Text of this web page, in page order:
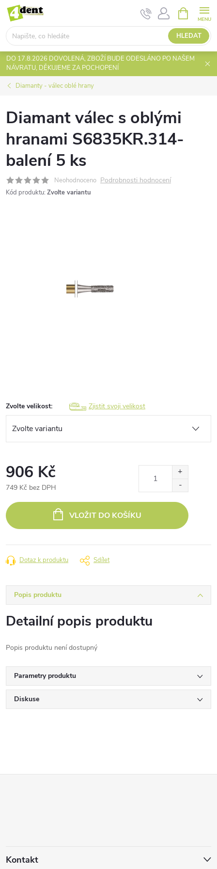
Přejít
obsah
HLEDAT
NÁKUPNÍ
KOŠÍK
DO 17.8.2026 DOVOLENÁ, ZBOŽÍ BUDE ODESLÁNO PO NAŠEM
NÁVRATU, DĚKUJEME ZA POCHOPENÍ
Diamanty - válec oblé hrany
Diamant válec s oblými
hranami S6835KR.314-
balení 5 ks
Neohodnoceno Podrobnosti hodnocení
Kód produktu: Zvolte variantu
Zvolte velikost: Zjistit svoji velikost
906 Kč
749 Kč bez DPH
cena:
VLOŽIT DO KOŠÍKU
Dotaz k produktu Sdílet
Popis produktu
Detailní popis produktu
Popis produktu není dostupný
Parametry produktu
Diskuse
aKontakt